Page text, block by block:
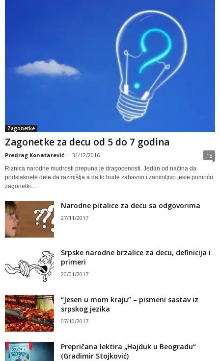
Zagonetke
Zagonetke za decu od 5 do 7 godina
Predrag Konatarević - 31/12/2016 15
Riznica narodne mudrosti prepuna je dragocenosti. Jedan od načina da
podstaknete dete da razmišlja a da to bude zabavno i zanimljivo jeste pomoću
zagonetki....
Narodne pitalice za decu sa odgovorima
27/11/2017
Srpske narodne brzalice za decu, definicija i
primeri
20/01/2017
“Jesen u mom kraju” – pismeni sastav iz
srpskog jezika
07/10/2017
Prepričana lektira „Hajduk u Beogradu“
(Gradimir Stojković)